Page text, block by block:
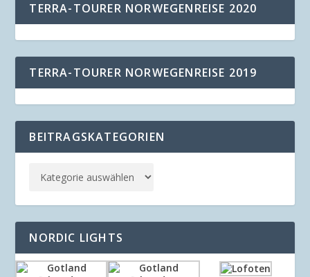
TERRA-TOURER NORWEGENREISE 2020
TERRA-TOURER NORWEGENREISE 2019
BEITRAGSKATEGORIEN
NORDIC LIGHTS